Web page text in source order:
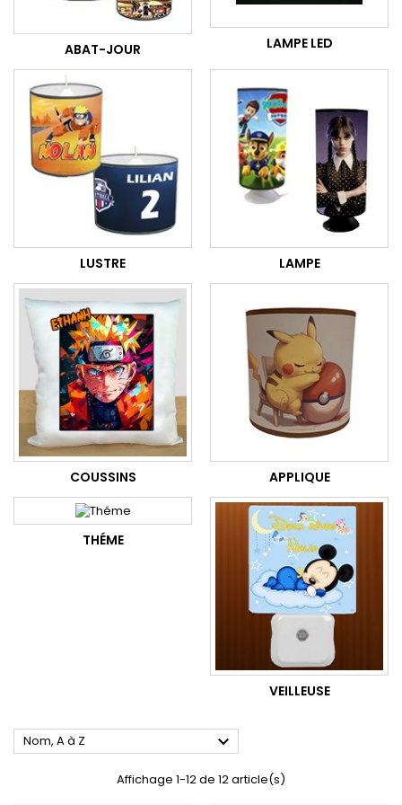
ABAT-JOUR LAMPE LED
LUSTRE LAMPE
COUSSINS APPLIQUE
THÉME
VEILLEUSE
Nom, A à Z 
Affichage 1-12 de 12 article(s)